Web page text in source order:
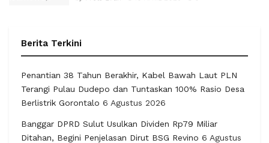
Berita Terkini
Penantian 38 Tahun Berakhir, Kabel Bawah Laut PLN
Terangi Pulau Dudepo dan Tuntaskan 100% Rasio Desa
Berlistrik Gorontalo 6 Agustus 2026
Banggar DPRD Sulut Usulkan Dividen Rp79 Miliar
Ditahan, Begini Penjelasan Dirut BSG Revino 6 Agustus